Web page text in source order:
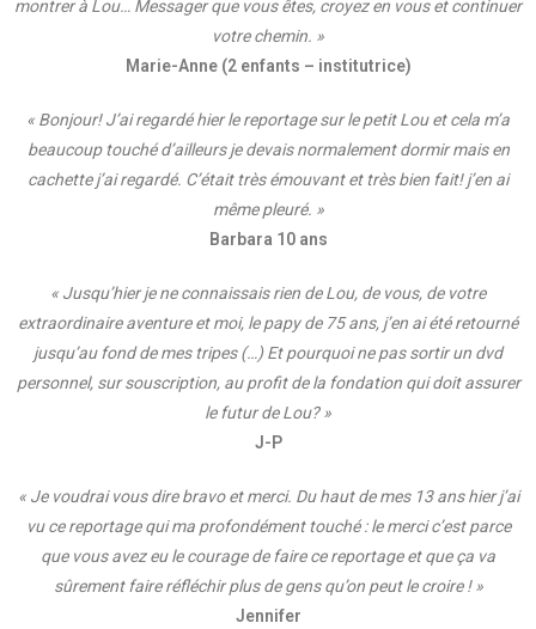
montrer à Lou… Messager que vous êtes, croyez en vous et continuer
votre chemin. »
Marie-Anne (2 enfants – institutrice)
« Bonjour! J’ai regardé hier le reportage sur le petit Lou et cela m’a
beaucoup touché d’ailleurs je devais normalement dormir mais en
cachette j’ai regardé. C’était très émouvant et très bien fait! j’en ai
même pleuré. »
Barbara 10 ans
« Jusqu’hier je ne connaissais rien de Lou, de vous, de votre
extraordinaire aventure et moi, le papy de 75 ans, j’en ai été retourné
jusqu’au fond de mes tripes (…) Et pourquoi ne pas sortir un dvd
personnel, sur souscription, au profit de la fondation qui doit assurer
le futur de Lou? »
J-P
« Je voudrai vous dire bravo et merci. Du haut de mes 13 ans hier j’ai
vu ce reportage qui ma profondément touché : le merci c’est parce
que vous avez eu le courage de faire ce reportage et que ça va
sûrement faire réfléchir plus de gens qu’on peut le croire ! »
Jennifer